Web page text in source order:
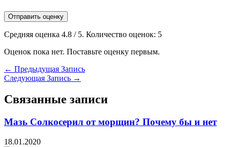
Отправить оценку
Средняя оценка 4.8 / 5. Количество оценок: 5
Оценок пока нет. Поставьте оценку первым.
← Предыдущая Запись
Следующая Запись →
Связанные записи
Мазь Солкосерил от морщин? Почему бы и нет
18.01.2020